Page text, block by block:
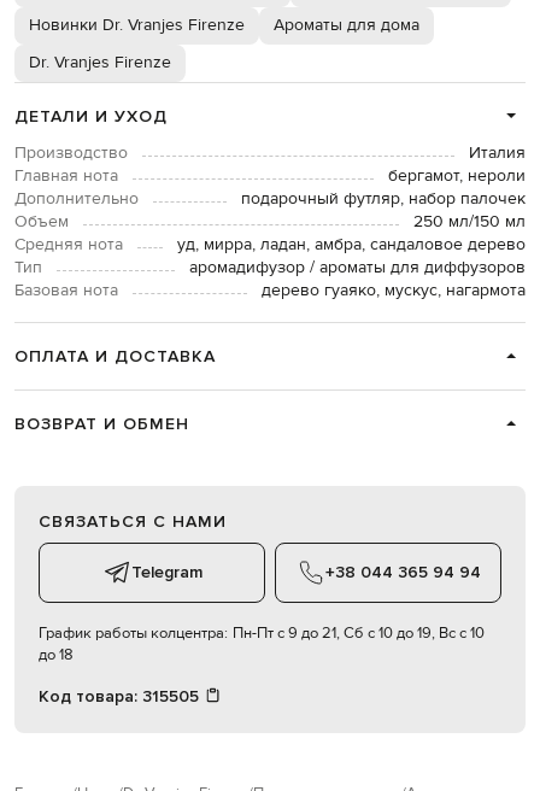
Новинки Dr. Vranjes Firenze
Ароматы для дома
Dr. Vranjes Firenze
ДЕТАЛИ И УХОД
Производство
Италия
Главная нота
бергамот, нероли
Дополнительно
подарочный футляр, набор палочек
Объем
250 мл/150 мл
Средняя нота
уд, мирра, ладан, амбра, сандаловое дерево
Тип
аромадифузор / ароматы для диффузоров
Базовая нота
дерево гуаяко, мускус, нагармота
ОПЛАТА И ДОСТАВКА
ВОЗВРАТ И ОБМЕН
СВЯЗАТЬСЯ С НАМИ
Telegram +38 044 365 94 94
График работы колцентра: Пн-Пт с 9 до 21, Сб с 10 до 19, Вс с 10
до 18
Код товара: 315505